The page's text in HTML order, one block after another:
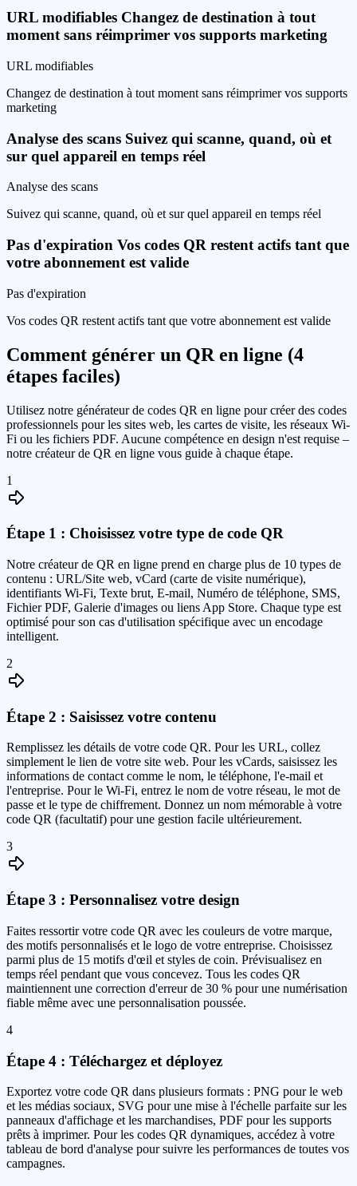
URL modifiables Changez de destination à tout
moment sans réimprimer vos supports marketing
URL modifiables
Changez de destination à tout moment sans réimprimer vos supports
marketing
Analyse des scans Suivez qui scanne, quand, où et
sur quel appareil en temps réel
Analyse des scans
Suivez qui scanne, quand, où et sur quel appareil en temps réel
Pas d'expiration Vos codes QR restent actifs tant que
votre abonnement est valide
Pas d'expiration
Vos codes QR restent actifs tant que votre abonnement est valide
Comment générer un QR en ligne (4
étapes faciles)
Utilisez notre générateur de codes QR en ligne pour créer des codes
professionnels pour les sites web, les cartes de visite, les réseaux Wi-
Fi ou les fichiers PDF. Aucune compétence en design n'est requise –
notre créateur de QR en ligne vous guide à chaque étape.
1
Étape 1 : Choisissez votre type de code QR
Notre créateur de QR en ligne prend en charge plus de 10 types de
contenu : URL/Site web, vCard (carte de visite numérique),
identifiants Wi-Fi, Texte brut, E-mail, Numéro de téléphone, SMS,
Fichier PDF, Galerie d'images ou liens App Store. Chaque type est
optimisé pour son cas d'utilisation spécifique avec un encodage
intelligent.
2
Étape 2 : Saisissez votre contenu
Remplissez les détails de votre code QR. Pour les URL, collez
simplement le lien de votre site web. Pour les vCards, saisissez les
informations de contact comme le nom, le téléphone, l'e-mail et
l'entreprise. Pour le Wi-Fi, entrez le nom de votre réseau, le mot de
passe et le type de chiffrement. Donnez un nom mémorable à votre
code QR (facultatif) pour une gestion facile ultérieurement.
3
Étape 3 : Personnalisez votre design
Faites ressortir votre code QR avec les couleurs de votre marque,
des motifs personnalisés et le logo de votre entreprise. Choisissez
parmi plus de 15 motifs d'œil et styles de coin. Prévisualisez en
temps réel pendant que vous concevez. Tous les codes QR
maintiennent une correction d'erreur de 30 % pour une numérisation
fiable même avec une personnalisation poussée.
4
Étape 4 : Téléchargez et déployez
Exportez votre code QR dans plusieurs formats : PNG pour le web
et les médias sociaux, SVG pour une mise à l'échelle parfaite sur les
panneaux d'affichage et les marchandises, PDF pour les supports
prêts à imprimer. Pour les codes QR dynamiques, accédez à votre
tableau de bord d'analyse pour suivre les performances de toutes vos
campagnes.